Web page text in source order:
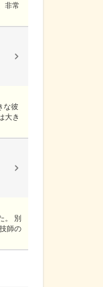
非常
な彼
大き
。 別
師の